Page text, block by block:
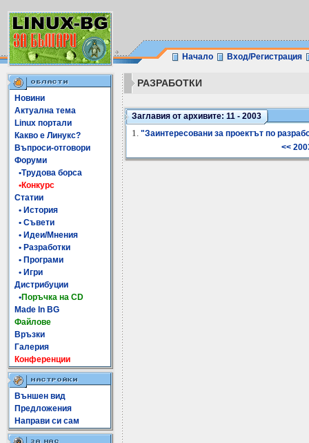
Начало Вход/Регистрация
Новини
Актуална тема
Linux портали
Какво е Линукс?
Въпроси-отговори
Форуми
•Трудова борса
•Конкурс
Статии
• История
• Съвети
• Идеи/Мнения
• Разработки
• Програми
• Игри
Дистрибуции
•Поръчка на CD
Made In BG
Файлове
Връзки
Галерия
Конференции
Външен вид
Предложения
Направи си сам
РАЗРАБОТКИ
Заглавия от архивите: 11 - 2003
1. "Заинтересовани за проектът по
<<